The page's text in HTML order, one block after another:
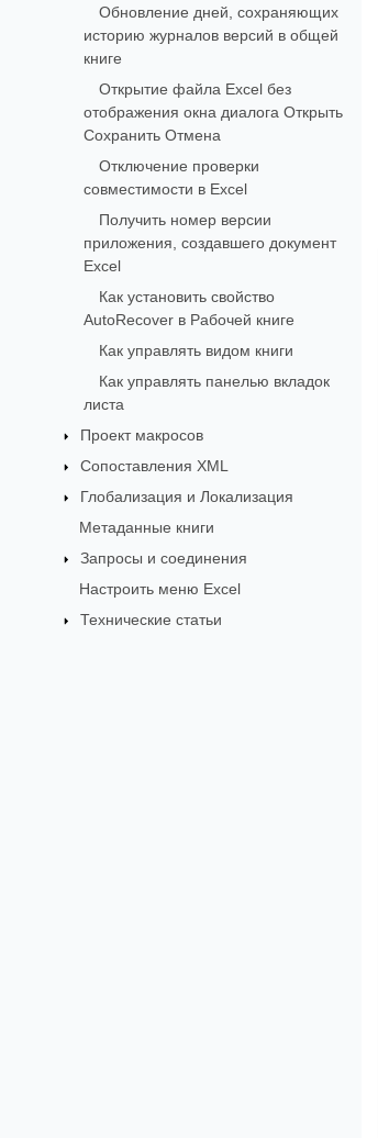
Обновление дней, сохраняющих
историю журналов версий в общей
книге
Открытие файла Excel без
отображения окна диалога Открыть
Сохранить Отмена
Отключение проверки
совместимости в Excel
Получить номер версии
приложения, создавшего документ
Excel
Как установить свойство
AutoRecover в Рабочей книге
Как управлять видом книги
Как управлять панелью вкладок
листа
Проект макросов
Сопоставления XML
Глобализация и Локализация
Метаданные книги
Запросы и соединения
Настроить меню Excel
Технические статьи